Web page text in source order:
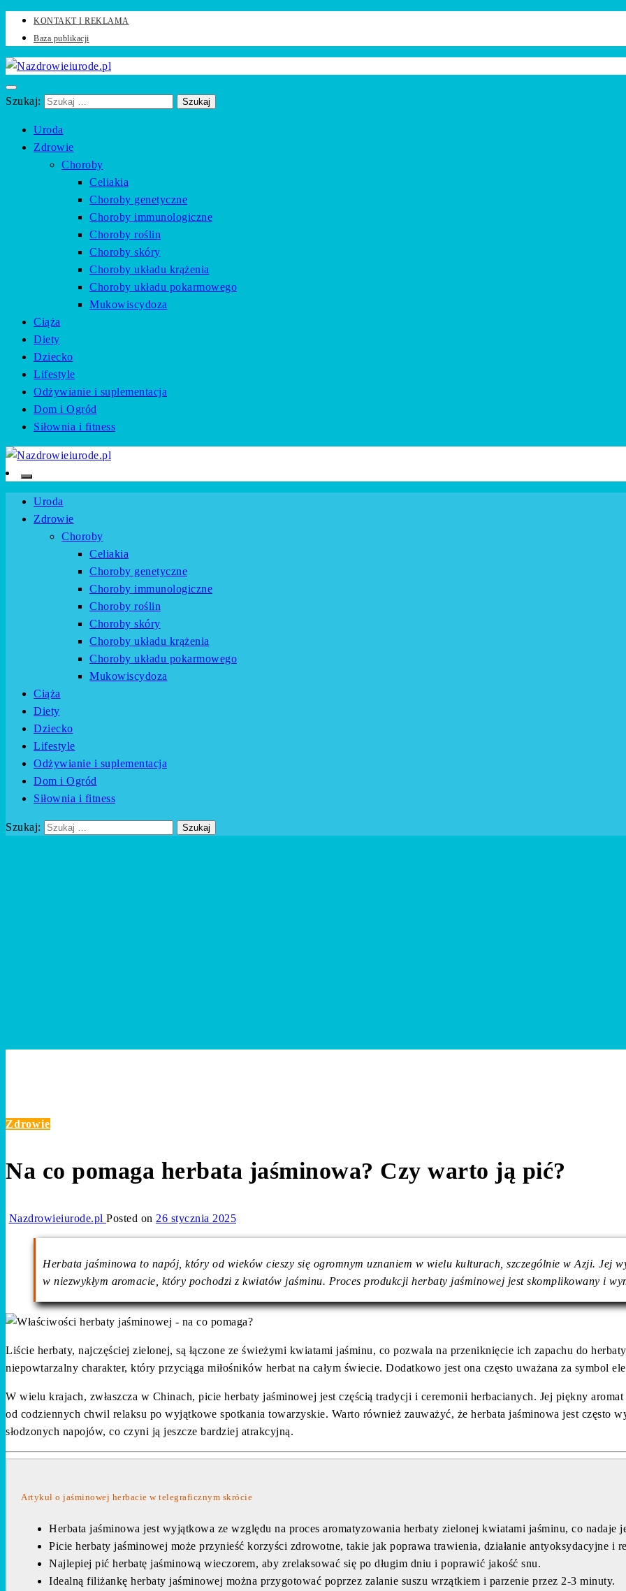
KONTAKT I REKLAMA
Baza publikacji
Nazdrowieiurode.pl
Zadbaj o swoje zdrowie i urodę z naszym portalem
Szukaj:
Uroda
Zdrowie
Choroby
Celiakia
Choroby genetyczne
Choroby immunologiczne
Choroby roślin
Choroby skóry
Choroby układu krążenia
Choroby układu pokarmowego
Mukowiscydoza
Ciąża
Diety
Dziecko
Lifestyle
Odżywianie i suplementacja
Dom i Ogród
Siłownia i fitness
Nazdrowieiurode.pl
Zadbaj o swoje zdrowie i urodę z naszym portalem
Uroda
Zdrowie
Choroby
Celiakia
Choroby genetyczne
Choroby immunologiczne
Choroby roślin
Choroby skóry
Choroby układu krążenia
Choroby układu pokarmowego
Mukowiscydoza
Ciąża
Diety
Dziecko
Lifestyle
Odżywianie i suplementacja
Dom i Ogród
Siłownia i fitness
Szukaj:
Zdrowie
Na co pomaga herbata jaśminowa? Czy warto ją pić?
Nazdrowieiurode.pl Posted on 26 stycznia 2025
Herbata jaśminowa to napój, który od wieków cieszy się ogromnym uznaniem w wielu kulturach, szczególnie w Azji. Jej
w niezwykłym aromacie, który pochodzi z kwiatów jaśminu. Proces produkcji herbaty jaśminowej jest skomplikowany i
Liście herbaty, najczęściej zielonej, są łączone ze świeżymi kwiatami jaśminu, co pozwala na przeniknięcie ich zapachu do
niepowtarzalny charakter, który przyciąga miłośników herbat na całym świecie. Dodatkowo jest ona często uważana za symbol
W wielu krajach, zwłaszcza w Chinach, picie herbaty jaśminowej jest częścią tradycji i ceremonii herbacianych. Jej piękny
od codziennych chwil relaksu po wyjątkowe spotkania towarzyskie. Warto również zauważyć, że herbata jaśminowa jest często
słodzonych napojów, co czyni ją jeszcze bardziej atrakcyjną.
Artykuł o jaśminowej herbacie w telegraficznym skrócie
Herbata jaśminowa jest wyjątkowa ze względu na proces aromatyzowania herbaty zielonej kwiatami jaśminu, co nadaje
Picie herbaty jaśminowej może przynieść korzyści zdrowotne, takie jak poprawa trawienia, działanie antyoksydacyjne i
Najlepiej pić herbatę jaśminową wieczorem, aby zrelaksować się po długim dniu i poprawić jakość snu.
Idealną filiżankę herbaty jaśminowej można przygotować poprzez zalanie suszu wrzątkiem i parzenie przez 2-3 minuty.